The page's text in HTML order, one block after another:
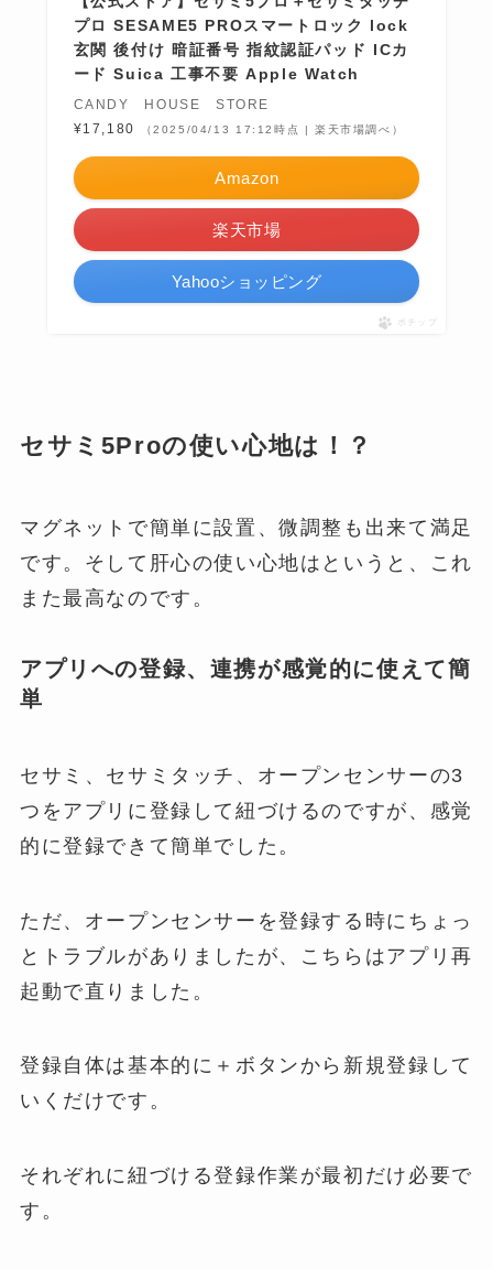
プロ SESAME5 PROスマートロック lock
玄関 後付け 暗証番号 指紋認証パッド ICカ
ード Suica 工事不要 Apple Watch
CANDY HOUSE STORE
¥17,180
（2025/04/13 17:12時点 | 楽天市場調べ）
Amazon
楽天市場
Yahooショッピング
ポチップ
セサミ5Proの使い心地は！？
マグネットで簡単に設置、微調整も出来て満足
です。そして肝心の使い心地はというと、これ
また最高なのです。
アプリへの登録、連携が感覚的に使えて簡
単
セサミ、セサミタッチ、オープンセンサーの3
つをアプリに登録して紐づけるのですが、感覚
的に登録できて簡単でした。
ただ、オープンセンサーを登録する時にちょっ
とトラブルがありましたが、こちらはアプリ再
起動で直りました。
登録自体は基本的に＋ボタンから新規登録して
いくだけです。
それぞれに紐づける登録作業が最初だけ必要で
す。